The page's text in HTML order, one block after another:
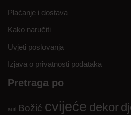
Plaćanje i dostava
Kako naručiti
Uvjeti poslovanja
Izjava o privatnosti podataka
Pretraga po
auti Božić cvijeće dekor